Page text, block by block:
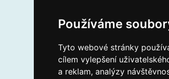
Používáme
Tyto webové stránky
cílem vylepšení
a reklam, analýzy